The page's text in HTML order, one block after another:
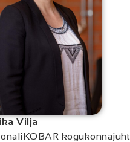
Vilja
kogukonnajuht